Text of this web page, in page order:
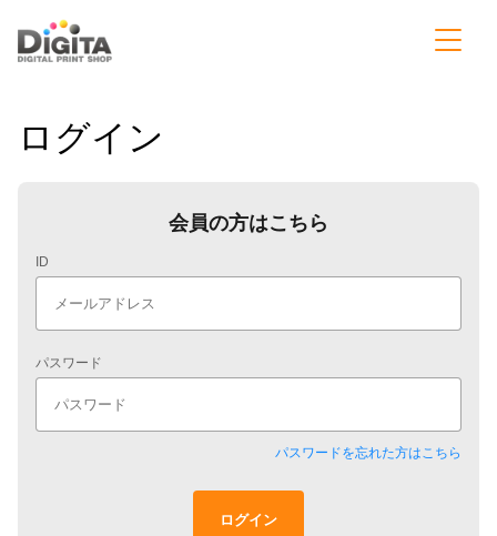
ログイン
会員の方はこちら
ID
パスワード
パスワードを忘れた方はこちら